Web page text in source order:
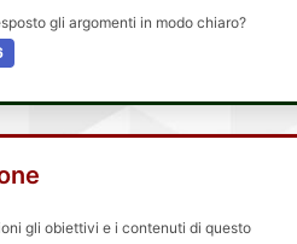
gli argomenti in modo chiaro?
gli obiettivi e i contenuti di questo